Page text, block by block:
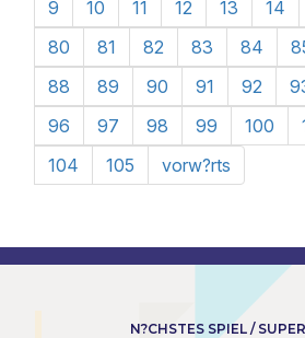
9
10 11 12 13 14
80
81 82 83 84
88
89 90 91 92
96
97 98 99 100
104
105 vorw?rts
N?CHSTES SPIEL /